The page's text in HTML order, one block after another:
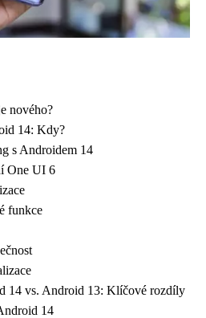
nového?
14: Kdy?
s Androidem 14
One UI 6
funkce
14 vs. Android 13: Klíčové rozdíly
14